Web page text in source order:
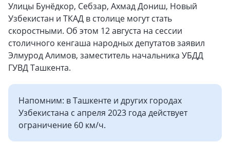
Улицы Бунёдкор, Себзар, Ахмад Дониш, Новый
Узбекистан и ТКАД в столице могут стать
скоростными. Об этом 12 августа на сессии
столичного кенгаша народных депутатов заявил
Элмурод Алимов, заместитель начальника УБДД
ГУВД Ташкента.
Напомним: в Ташкенте и других городах
Узбекистана с апреля 2023 года действует
ограничение 60 км/ч.